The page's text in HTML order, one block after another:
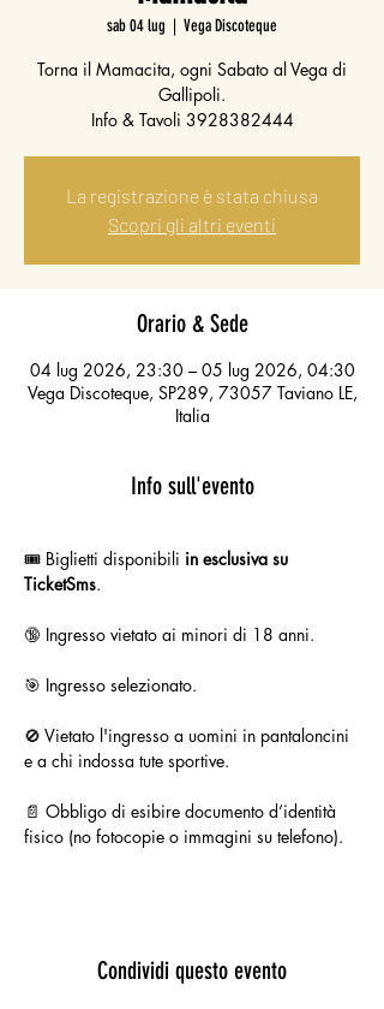
sab 04 lug
  |
Vega Discoteque
Torna il Mamacita, ogni Sabato al Vega di
Gallipoli.
Info & Tavoli 3928382444
La registrazione è stata chiusa
Scopri gli altri eventi
Orario & Sede
04 lug 2026, 23:30 – 05 lug 2026, 04:30
Vega Discoteque, SP289, 73057 Taviano LE,
Italia
Info sull'evento
🎟️ Biglietti disponibili in esclusiva su
TicketSms.
🔞 Ingresso vietato ai minori di 18 anni.
🎯 Ingresso selezionato.
🚫 Vietato l'ingresso a uomini in pantaloncini
e a chi indossa tute sportive.
📄 Obbligo di esibire documento d’identità
fisico (no fotocopie o immagini su telefono).
Condividi questo evento